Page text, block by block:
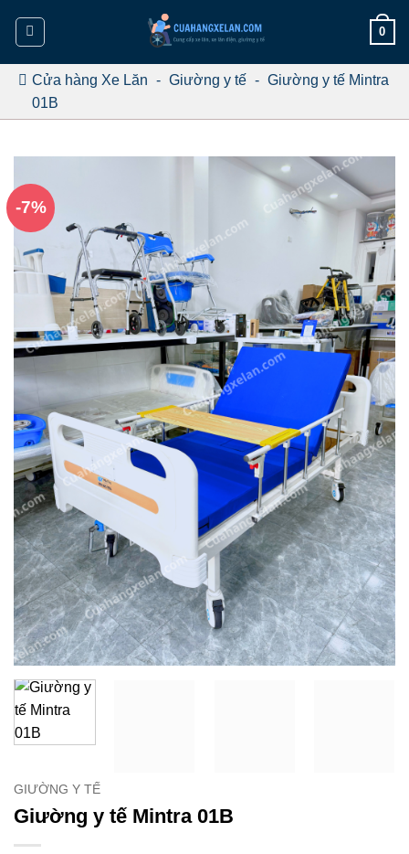
dung
0
Cửa hàng Xe Lăn - Giường y tế - Giường y tế Mintra
01B
-7%
GIƯỜNG Y TẾ
Giường y tế Mintra 01B